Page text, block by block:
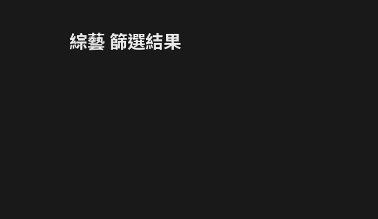
綜藝 篩選結果